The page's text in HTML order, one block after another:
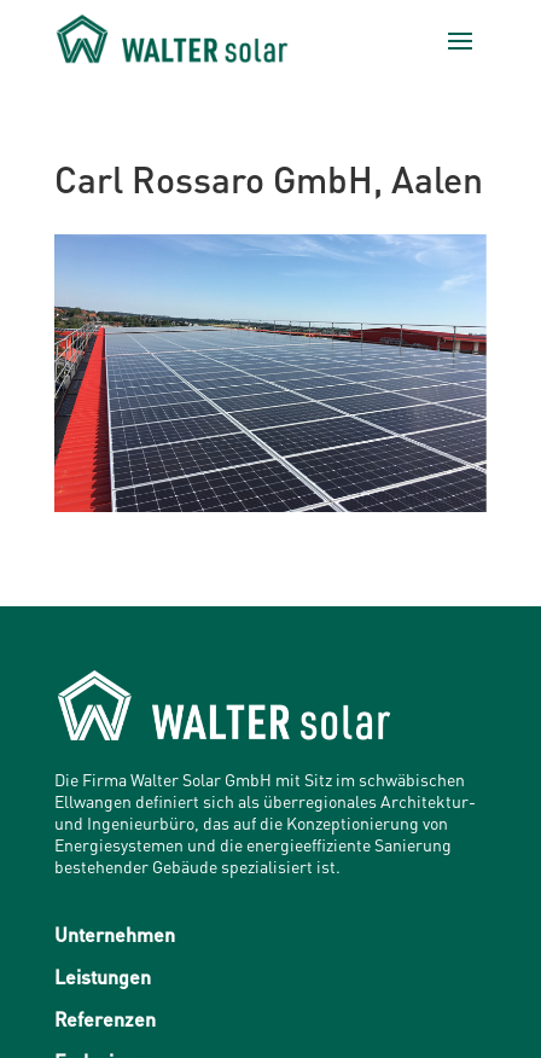
Carl Rossaro GmbH, Aalen
Die Firma Walter Solar GmbH mit Sitz im schwäbischen
Ellwangen definiert sich als überregionales Architektur-
und Ingenieurbüro, das auf die Konzeptionierung von
Energiesystemen und die energieeffiziente Sanierung
bestehender Gebäude spezialisiert ist.
Unternehmen
Leistungen
Referenzen